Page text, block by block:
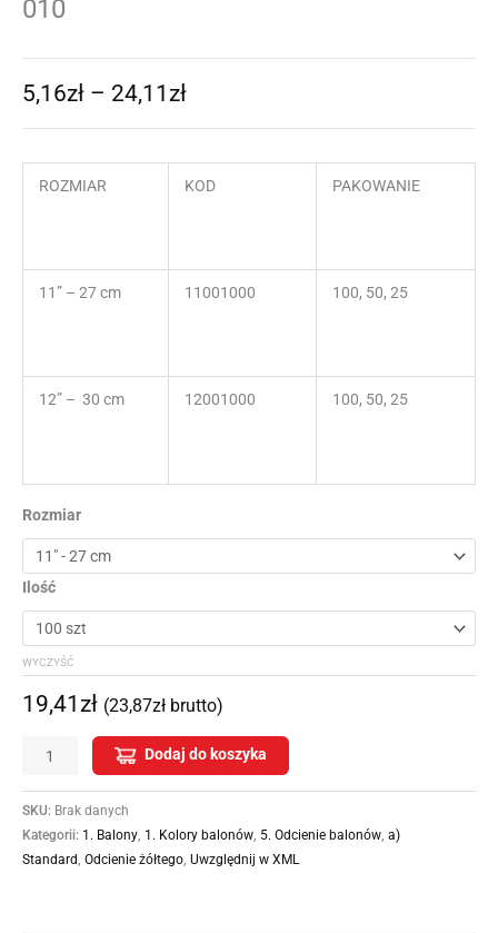
010
5,16zł – 24,11 zł
ROZMIAR KOD PAKOWANIE
11” – 27 cm 11001000 100, 50, 25
12” – 30 cm 12001000 100, 50, 25
Rozmiar
Ilość
WYCZYŚĆ
19,41 zł (23,87zł brutto)
Dodaj do koszyka
SKU: Brak danych
Kategorii: 1. Balony, 1. Kolory balonów, 5. Odcienie balonów, a)
Standard, Odcienie żółtego, Uwzględnij w XML